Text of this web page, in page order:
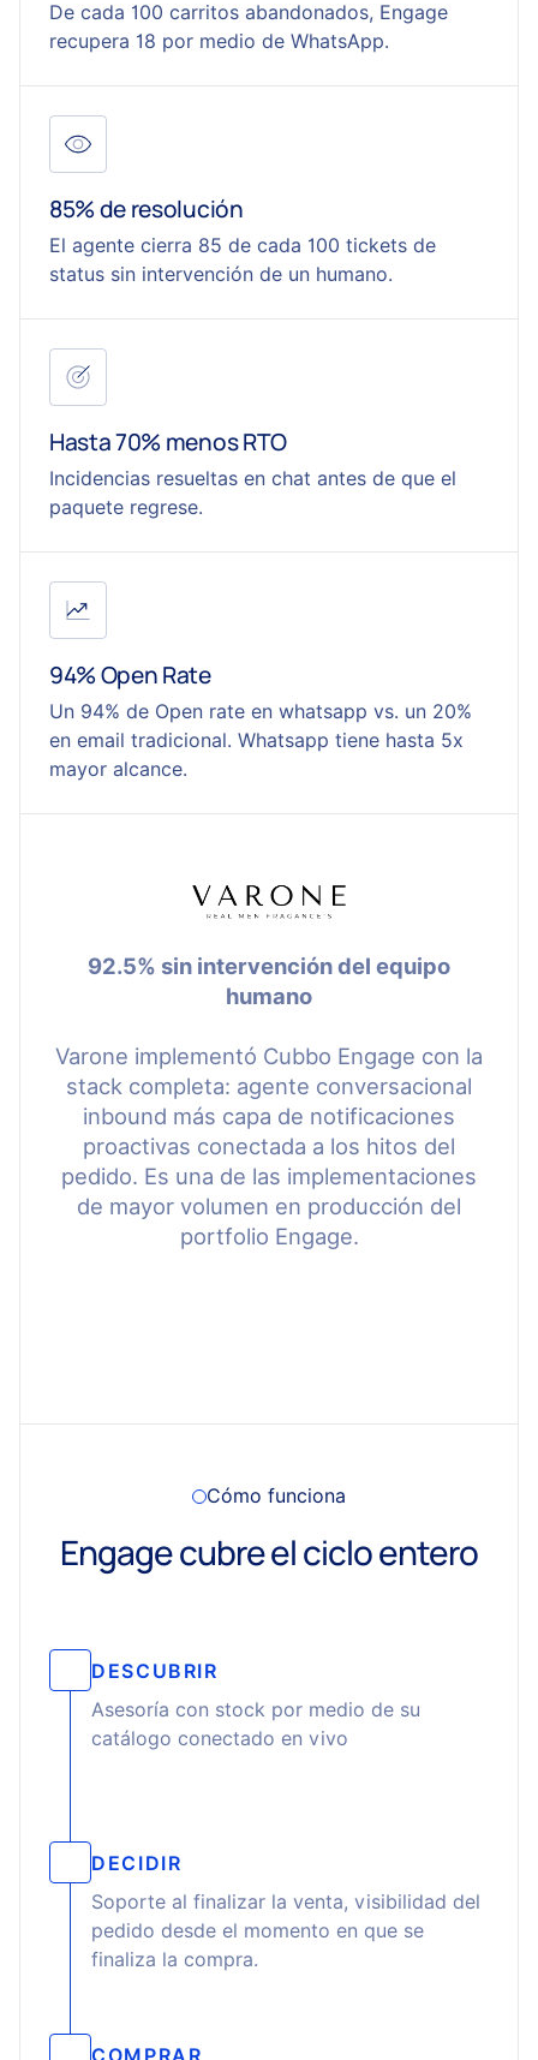
De cada 100 carritos abandonados, Engage
recupera 18 por medio de WhatsApp.
85% de resolución
El agente cierra 85 de cada 100 tickets de
status sin intervención de un humano.
Hasta 70% menos RTO
Incidencias resueltas en chat antes de que el
paquete regrese.
94% Open Rate
Un 94% de Open rate en whatsapp vs. un 20%
en email tradicional. Whatsapp tiene hasta 5x
mayor alcance.
92.5% sin intervención del equipo
humano
Varone implementó Cubbo Engage con la
stack completa: agente conversacional
inbound más capa de notificaciones
proactivas conectada a los hitos del
pedido. Es una de las implementaciones
de mayor volumen en producción del
portfolio Engage.
Cómo funciona
Engage cubre el ciclo entero
DESCUBRIR
Asesoría con stock por medio de su
catálogo conectado en vivo
DECIDIR
Soporte al finalizar la venta, visibilidad del
pedido desde el momento en que se
finaliza la compra.
COMPRAR